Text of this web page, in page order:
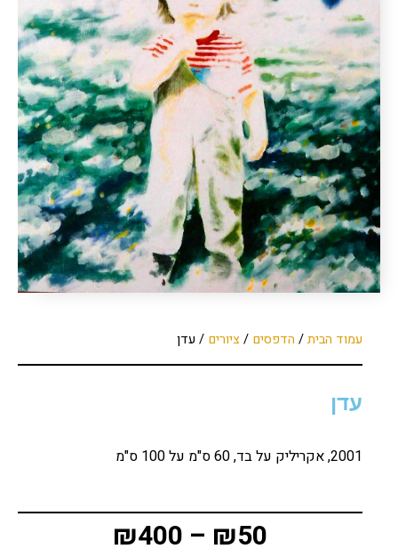
עמוד הבית/ הדפסים /ציורים / עדן
עדן
2001, אקריליק על בד, 60 ס"מ על 100 ס"מ
₪50
–
₪400